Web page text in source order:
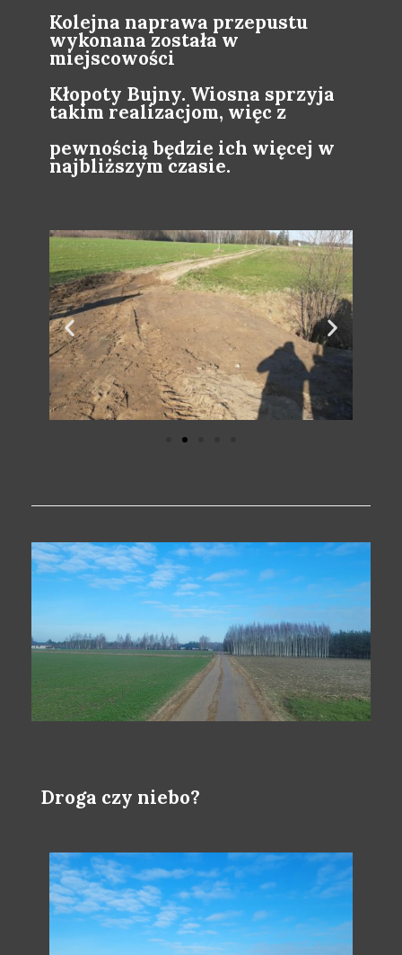
Kolejna naprawa przepustu
wykonana została w
miejscowości
Kłopoty Bujny. Wiosna sprzyja
takim realizacjom, więc z
pewnością będzie ich więcej w
najbliższym czasie.
Droga czy niebo?